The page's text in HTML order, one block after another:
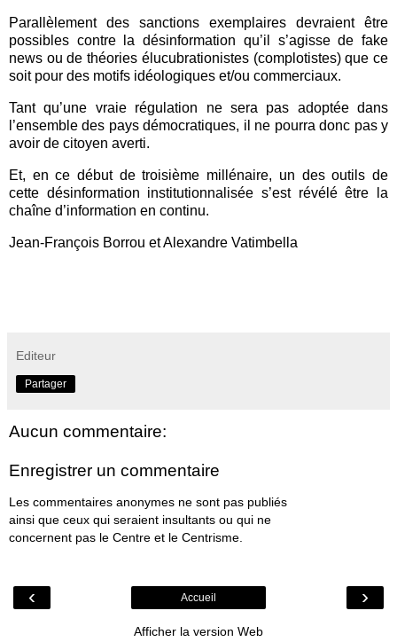
Parallèlement des sanctions exemplaires devraient être
possibles contre la désinformation qu’il s’agisse de fake
news ou de théories élucubrationistes (complotistes) que ce
soit pour des motifs idéologiques et/ou commerciaux.
Tant qu’une vraie régulation ne sera pas adoptée dans
l’ensemble des pays démocratiques, il ne pourra donc pas y
avoir de citoyen averti.
Et, en ce début de troisième millénaire, un des outils de
cette désinformation institutionnalisée s’est révélé être la
chaîne d’information en continu.
Jean-François Borrou et Alexandre Vatimbella
Editeur
Partager
Aucun commentaire:
Enregistrer un commentaire
Les commentaires anonymes ne sont pas publiés
ainsi que ceux qui seraient insultants ou qui ne
concernent pas le Centre et le Centrisme.
‹ ›
Accueil
Afficher la version Web